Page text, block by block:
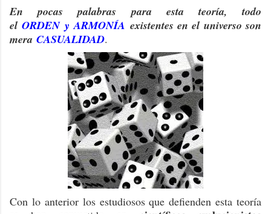
En pocas palabras para esta teoría, todo
elORDENyARMONÍA existentes en el universo son
mera CASUALIDAD.
Con lo anterior los estudiosos que defienden esta teoría